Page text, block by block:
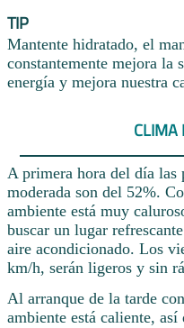
TIP
Mantente hidratado, el
constantemente mejora la
energía y mejora nuestra
CLIMA
A primera hora del día
moderada son del 52%.
ambiente está muy
buscar un lugar
aire acondicionado. Los
km/h, serán ligeros y sin
Al arranque de la tarde
ambiente está caliente,